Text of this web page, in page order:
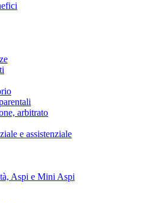
arbitrato
e assistenziale
Aspi e Mini Aspi